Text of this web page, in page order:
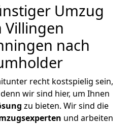
Umzug
Villingen
nach
recht kostspielig sein,
wir sind hier, um Ihnen
zu bieten. Wir sind die
und arbeiten